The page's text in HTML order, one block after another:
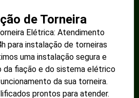
de Torneira
Elétrica: Atendimento
para instalação de torneiras
uma instalação segura e
da fiação e do sistema elétrico
da sua torneira.
prontos para atender.